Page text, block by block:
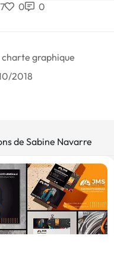
0 0
graphique
2018
de Sabine Navarre